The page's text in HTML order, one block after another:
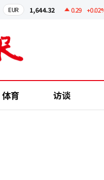
EUR 1,644.32 0.29 +0.02%
体育 访谈